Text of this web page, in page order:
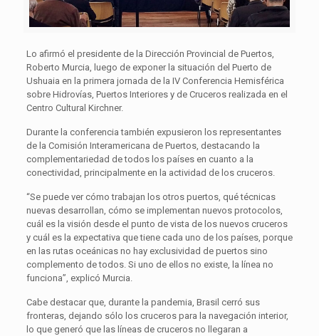
Lo afirmó el presidente de la Dirección Provincial de Puertos,
Roberto Murcia, luego de exponer la situación del Puerto de
Ushuaia en la primera jornada de la IV Conferencia Hemisférica
sobre Hidrovías, Puertos Interiores y de Cruceros realizada en el
Centro Cultural Kirchner.
Durante la conferencia también expusieron los representantes
de la Comisión Interamericana de Puertos, destacando la
complementariedad de todos los países en cuanto a la
conectividad, principalmente en la actividad de los cruceros.
“Se puede ver cómo trabajan los otros puertos, qué técnicas
nuevas desarrollan, cómo se implementan nuevos protocolos,
cuál es la visión desde el punto de vista de los nuevos cruceros
y cuál es la expectativa que tiene cada uno de los países, porque
en las rutas oceánicas no hay exclusividad de puertos sino
complemento de todos. Si uno de ellos no existe, la línea no
funciona”, explicó Murcia.
Cabe destacar que, durante la pandemia, Brasil cerró sus
fronteras, dejando sólo los cruceros para la navegación interior,
lo que generó que las líneas de cruceros no llegaran a